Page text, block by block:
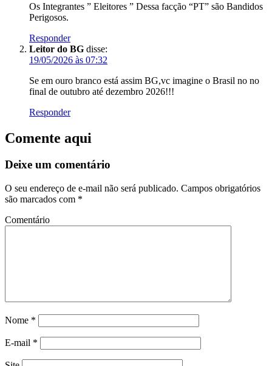
Os Integrantes ” Eleitores ” Dessa facção “PT” são Bandidos
Perigosos.
Responder
Leitor do BG disse:
19/05/2026 às 07:32
Se em ouro branco está assim BG,vc imagine o Brasil no no
final de outubro até dezembro 2026!!!
Responder
Comente aqui
Deixe um comentário
O seu endereço de e-mail não será publicado. Campos obrigatórios
são marcados com *
Comentário
Nome *
E-mail *